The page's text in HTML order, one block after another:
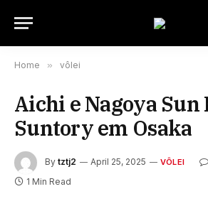
Home » vôlei
Aichi e Nagoya Sun
Suntory em Osaka
By tztj2 April 25, 2025 VÔLEI
1 Min Read